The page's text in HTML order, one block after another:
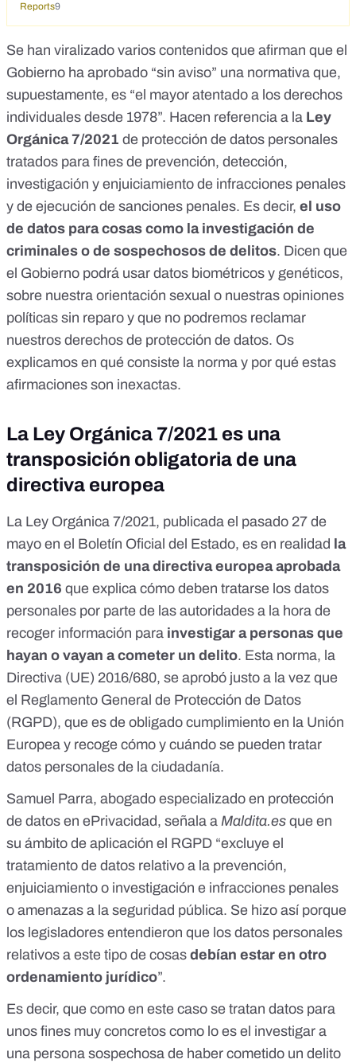
Reports9
Se han viralizado varios contenidos que afirman que el
Gobierno ha aprobado “sin aviso” una normativa que,
supuestamente, es “el mayor atentado a los derechos
individuales desde 1978”. Hacen referencia a la Ley
Orgánica 7/2021 de protección de datos personales
tratados para fines de prevención, detección,
investigación y enjuiciamiento de infracciones penales
y de ejecución de sanciones penales. Es decir, el uso
de datos para cosas como la investigación de
criminales o de sospechosos de delitos. Dicen que
el Gobierno podrá usar datos biométricos y genéticos,
sobre nuestra orientación sexual o nuestras opiniones
políticas sin reparo y que no podremos reclamar
nuestros derechos de protección de datos. Os
explicamos en qué consiste la norma y por qué estas
afirmaciones son inexactas.
La Ley Orgánica 7/2021 es una
transposición obligatoria de una
directiva europea
La Ley Orgánica 7/2021, publicada el pasado 27 de
mayo en el Boletín Oficial del Estado, es en realidad la
transposición de una directiva europea aprobada
en 2016 que explica cómo deben tratarse los datos
personales por parte de las autoridades a la hora de
recoger información para investigar a personas que
hayan o vayan a cometer un delito. Esta norma, la
Directiva (UE) 2016/680, se aprobó justo a la vez que
el Reglamento General de Protección de Datos
(RGPD), que es de obligado cumplimiento en la Unión
Europea y recoge cómo y cuándo se pueden tratar
datos personales de la ciudadanía.
Samuel Parra, abogado especializado en protección
de datos en ePrivacidad, señala a Maldita.es que en
su ámbito de aplicación el RGPD “excluye el
tratamiento de datos relativo a la prevención,
enjuiciamiento o investigación e infracciones penales
o amenazas a la seguridad pública. Se hizo así porque
los legisladores entendieron que los datos personales
relativos a este tipo de cosas debían estar en otro
ordenamiento jurídico”.
Es decir, que como en este caso se tratan datos para
unos fines muy concretos como lo es el investigar a
una persona sospechosa de haber cometido un delito